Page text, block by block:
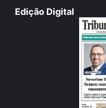
Edição Digital